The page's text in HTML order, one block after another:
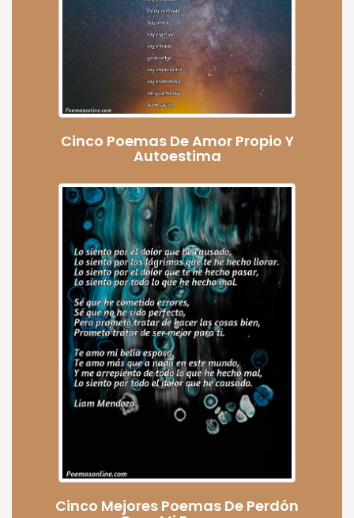
Cinco Poemas De Amor Propio Y
Autoestima
Cinco Mejores Poemas De Perdón